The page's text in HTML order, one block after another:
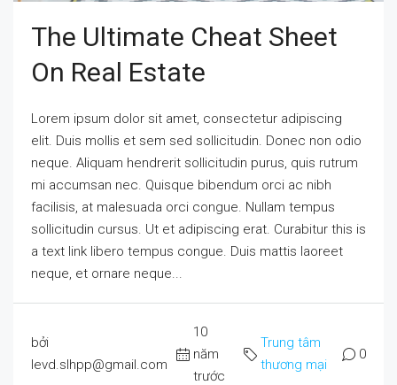
The Ultimate Cheat Sheet
On Real Estate
Lorem ipsum dolor sit amet, consectetur adipiscing
elit. Duis mollis et sem sed sollicitudin. Donec non odio
neque. Aliquam hendrerit sollicitudin purus, quis rutrum
mi accumsan nec. Quisque bibendum orci ac nibh
facilisis, at malesuada orci congue. Nullam tempus
sollicitudin cursus. Ut et adipiscing erat. Curabitur this is
a text link libero tempus congue. Duis mattis laoreet
neque, et ornare neque...
bởi
levd.slhpp@gmail.com
10
năm
trước
Trung tâm
thương mại
0